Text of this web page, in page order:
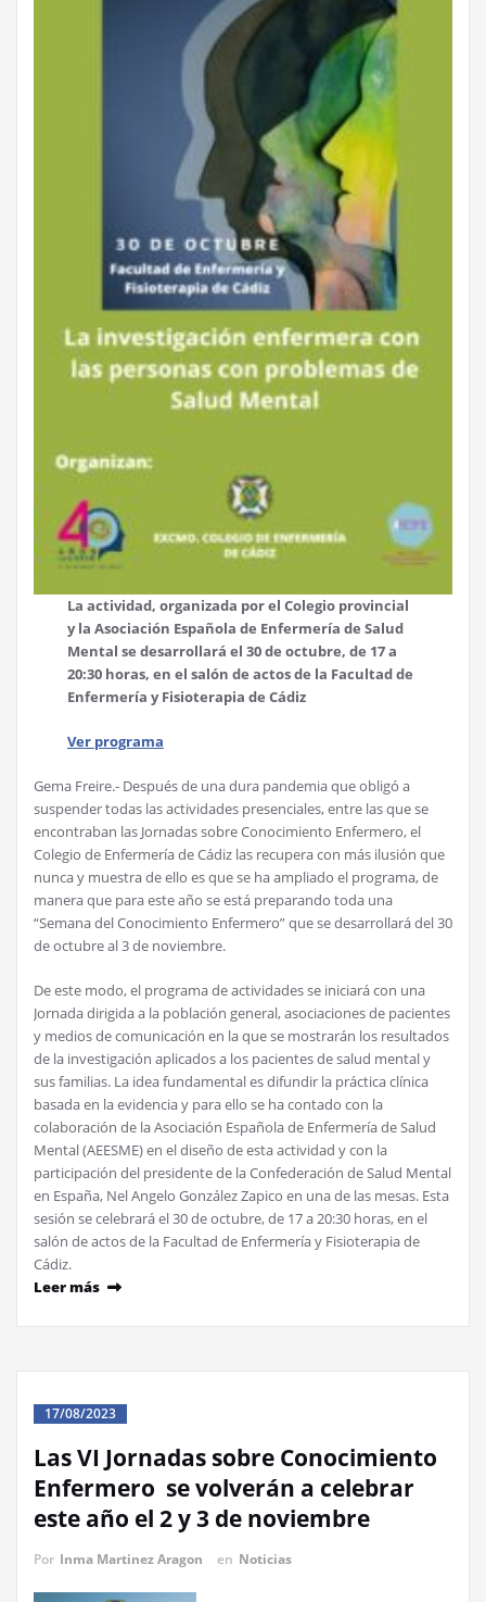
La actividad, organizada por el Colegio provincial
y la Asociación Española de Enfermería de Salud
Mental se desarrollará el 30 de octubre, de 17 a
20:30 horas, en el salón de actos de la Facultad de
Enfermería y Fisioterapia de Cádiz
Ver programa
Gema Freire.- Después de una dura pandemia que obligó a
suspender todas las actividades presenciales, entre las que se
encontraban las Jornadas sobre Conocimiento Enfermero, el
Colegio de Enfermería de Cádiz las recupera con más ilusión que
nunca y muestra de ello es que se ha ampliado el programa, de
manera que para este año se está preparando toda una
“Semana del Conocimiento Enfermero” que se desarrollará del 30
de octubre al 3 de noviembre.
De este modo, el programa de actividades se iniciará con una
Jornada dirigida a la población general, asociaciones de pacientes
y medios de comunicación en la que se mostrarán los resultados
de la investigación aplicados a los pacientes de salud mental y
sus familias. La idea fundamental es difundir la práctica clínica
basada en la evidencia y para ello se ha contado con la
colaboración de la Asociación Española de Enfermería de Salud
Mental (AEESME) en el diseño de esta actividad y con la
participación del presidente de la Confederación de Salud Mental
en España, Nel Angelo González Zapico en una de las mesas. Esta
sesión se celebrará el 30 de octubre, de 17 a 20:30 horas, en el
salón de actos de la Facultad de Enfermería y Fisioterapia de
Cádiz.
Leer más
17/08/2023
Las VI Jornadas sobre Conocimiento
Enfermero se volverán a celebrar
este año el 2 y 3 de noviembre
Por Inma Martinez Aragon en Noticias